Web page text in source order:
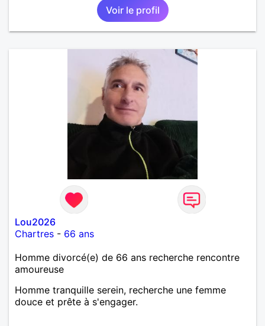
deux. Je souhaite rencontrer une femme douce,
honnête et bienveillante, avec qui partager des
moments de complicité, de rire et de confiance. Je
une belle amitié et qu'il n'est jamais trop tard pour
écrire une nouvelle histoire. Si vous aimez les
échanges sincères, les valeurs de respect et de
simplicité, nous pourrions faire connaissance autour
d'un café suivi d'une balade, sans précipitation et
laisser le temps faire le reste. Au plaisir de vous lire.
Voir le profil
Lou2026
Chartres - 66 ans
Homme divorcé(e) de 66 ans recherche rencontre
amoureuse
Homme tranquille serein, recherche une femme
douce et prête à s'engager.